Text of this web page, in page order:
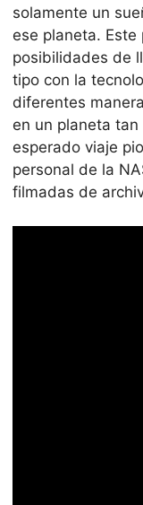
solamente un
ese planeta. Este
posibilidades de
tipo con la
diferentes
en un planeta
esperado viaje
personal de la
filmadas de